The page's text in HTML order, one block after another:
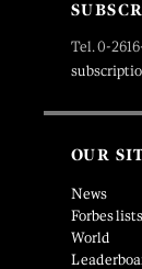
Tel. 0-
OUR
News
Forbes lists
World